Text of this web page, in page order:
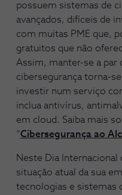
possuem sistemas de
avançados, difíceis de
com muitas PME que,
gratuitos que não
Assim, manter-se a par
cibersegurança torna-
investir num serviço
inclua antivírus,
em cloud. Saiba mais
“Cibersegurança ao
Neste Dia Internacional
situação atual da sua
tecnologias e sistemas